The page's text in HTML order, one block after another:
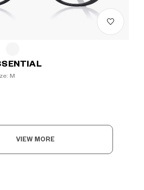
M
VIEW MORE